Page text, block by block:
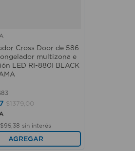
Cross Door de 586
multizona e
LED RI-880I BLACK
$1379,00
$95 38 sin interés
AGREGAR